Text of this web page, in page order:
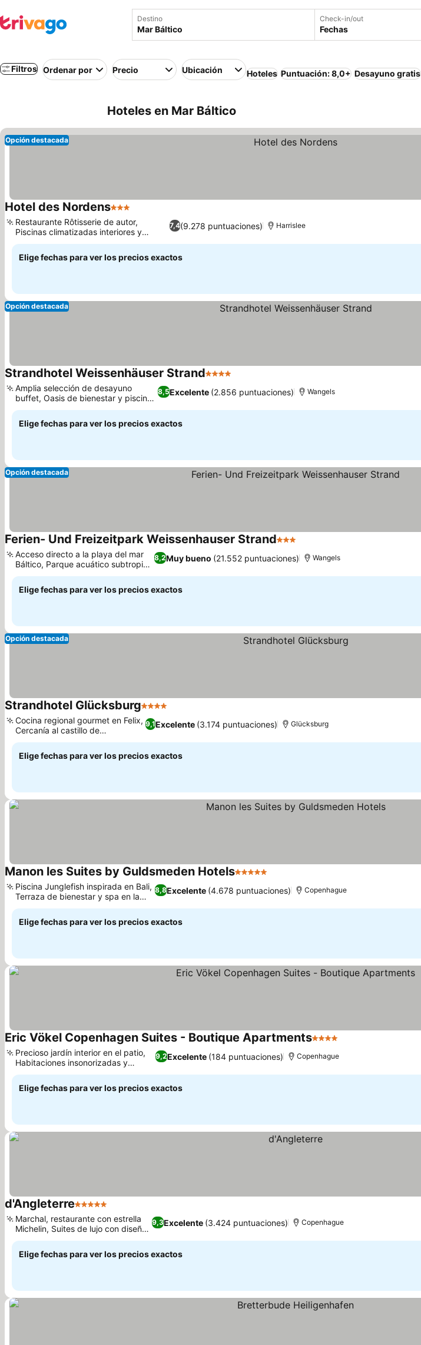
Destino Check-in/out
Fechas
Filtros Ordenar por Precio Ubicación Hoteles Puntuación: 8,0+ Desayuno gratis
Hoteles en Mar Báltico
Opción destacada
Hotel des Nordens3 Estrellas
7,4(9.278 puntuaciones)
Restaurante Rôtisserie de autor,
Piscinas climatizadas interiores y
exteriores
Harrislee
Elige fechas para ver los precios exactos
Opción destacada
Strandhotel Weissenhäuser Strand4 Estrellas
8,5Excelente (2.856 puntuaciones)
Amplia selección de desayuno
buffet, Oasis de bienestar y piscinas
Dünenbad
Wangels
Elige fechas para ver los precios exactos
Opción destacada
Ferien- Und Freizeitpark Weissenhauser Strand3 Estrellas
8,2Muy bueno (21.552 puntuaciones)
Acceso directo a la playa del mar
Báltico, Parque acuático subtropical
enorme
Wangels
Elige fechas para ver los precios exactos
Opción destacada
Strandhotel Glücksburg4 Estrellas
9,1Excelente (3.174 puntuaciones)
Cocina regional gourmet en Felix,
Cercanía al castillo de
Glücksburg
Glücksburg
Elige fechas para ver los precios exactos
Manon les Suites by Guldsmeden Hotels5 Estrellas
8,8Excelente (4.678 puntuaciones)
Piscina Junglefish inspirada en Bali,
Terraza de bienestar y spa en la
azotea
Copenhague
Elige fechas para ver los precios exactos
Eric Vökel Copenhagen Suites - Boutique Apartments4 Estrellas
9,2Excelente (184 puntuaciones)
Precioso jardín interior en el patio,
Habitaciones insonorizadas y
tranquilas
Copenhague
Elige fechas para ver los precios exactos
d'Angleterre5 Estrellas
9,3Excelente (3.424 puntuaciones)
Marchal, restaurante con estrella
Michelin, Suites de lujo con diseño
único
Copenhague
Elige fechas para ver los precios exactos